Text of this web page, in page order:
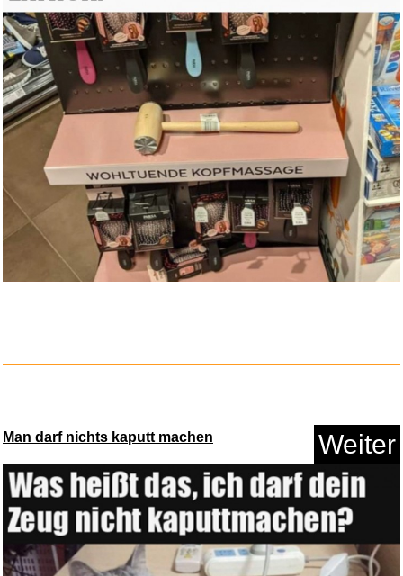
Glück auf den Strassen...
Man darf nichts kaputt machen Weiter